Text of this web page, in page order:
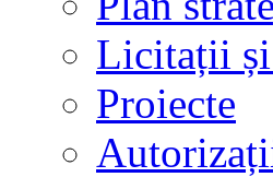
Licitații
Proiecte